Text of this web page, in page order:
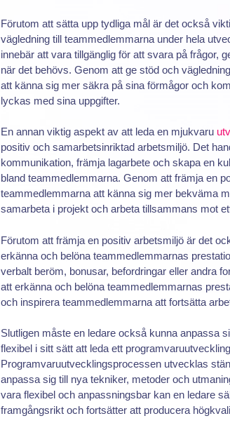
Förutom att sätta upp tydliga mål är det också
vägledning till teammedlemmarna under hela
innebär att vara tillgänglig för att svara på frågor,
när det behövs. Genom att ge stöd och
att känna sig mer säkra på sina förmågor och
lyckas med sina uppgifter.
En annan viktig aspekt av att leda en mjukvaru
positiv och samarbetsinriktad arbetsmiljö. Det
kommunikation, främja lagarbete och skapa en
bland teammedlemmarna. Genom att främja en
teammedlemmarna att känna sig mer bekväma
samarbeta i projekt och arbeta tillsammans mot
Förutom att främja en positiv arbetsmiljö är det
erkänna och belöna teammedlemmarnas
verbalt beröm, bonusar, befordringar eller andra
att erkänna och belöna teammedlemmarnas
och inspirera teammedlemmarna att fortsätta
Slutligen måste en ledare också kunna anpassa
flexibel i sitt sätt att leda ett
Programvaruutvecklingsprocessen utvecklas
anpassa sig till nya tekniker, metoder och
vara flexibel och anpassningsbar kan en ledare
framgångsrikt och fortsätter att producera